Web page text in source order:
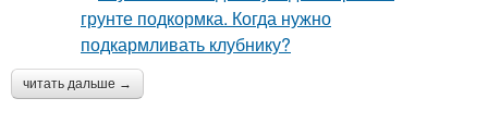
читать дальше →